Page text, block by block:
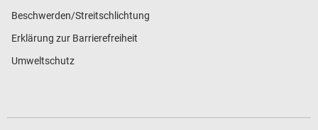
Beschwerden/Streitschlichtung
Erklärung zur Barrierefreiheit
Umweltschutz